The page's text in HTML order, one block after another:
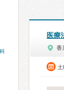
医療
香
土